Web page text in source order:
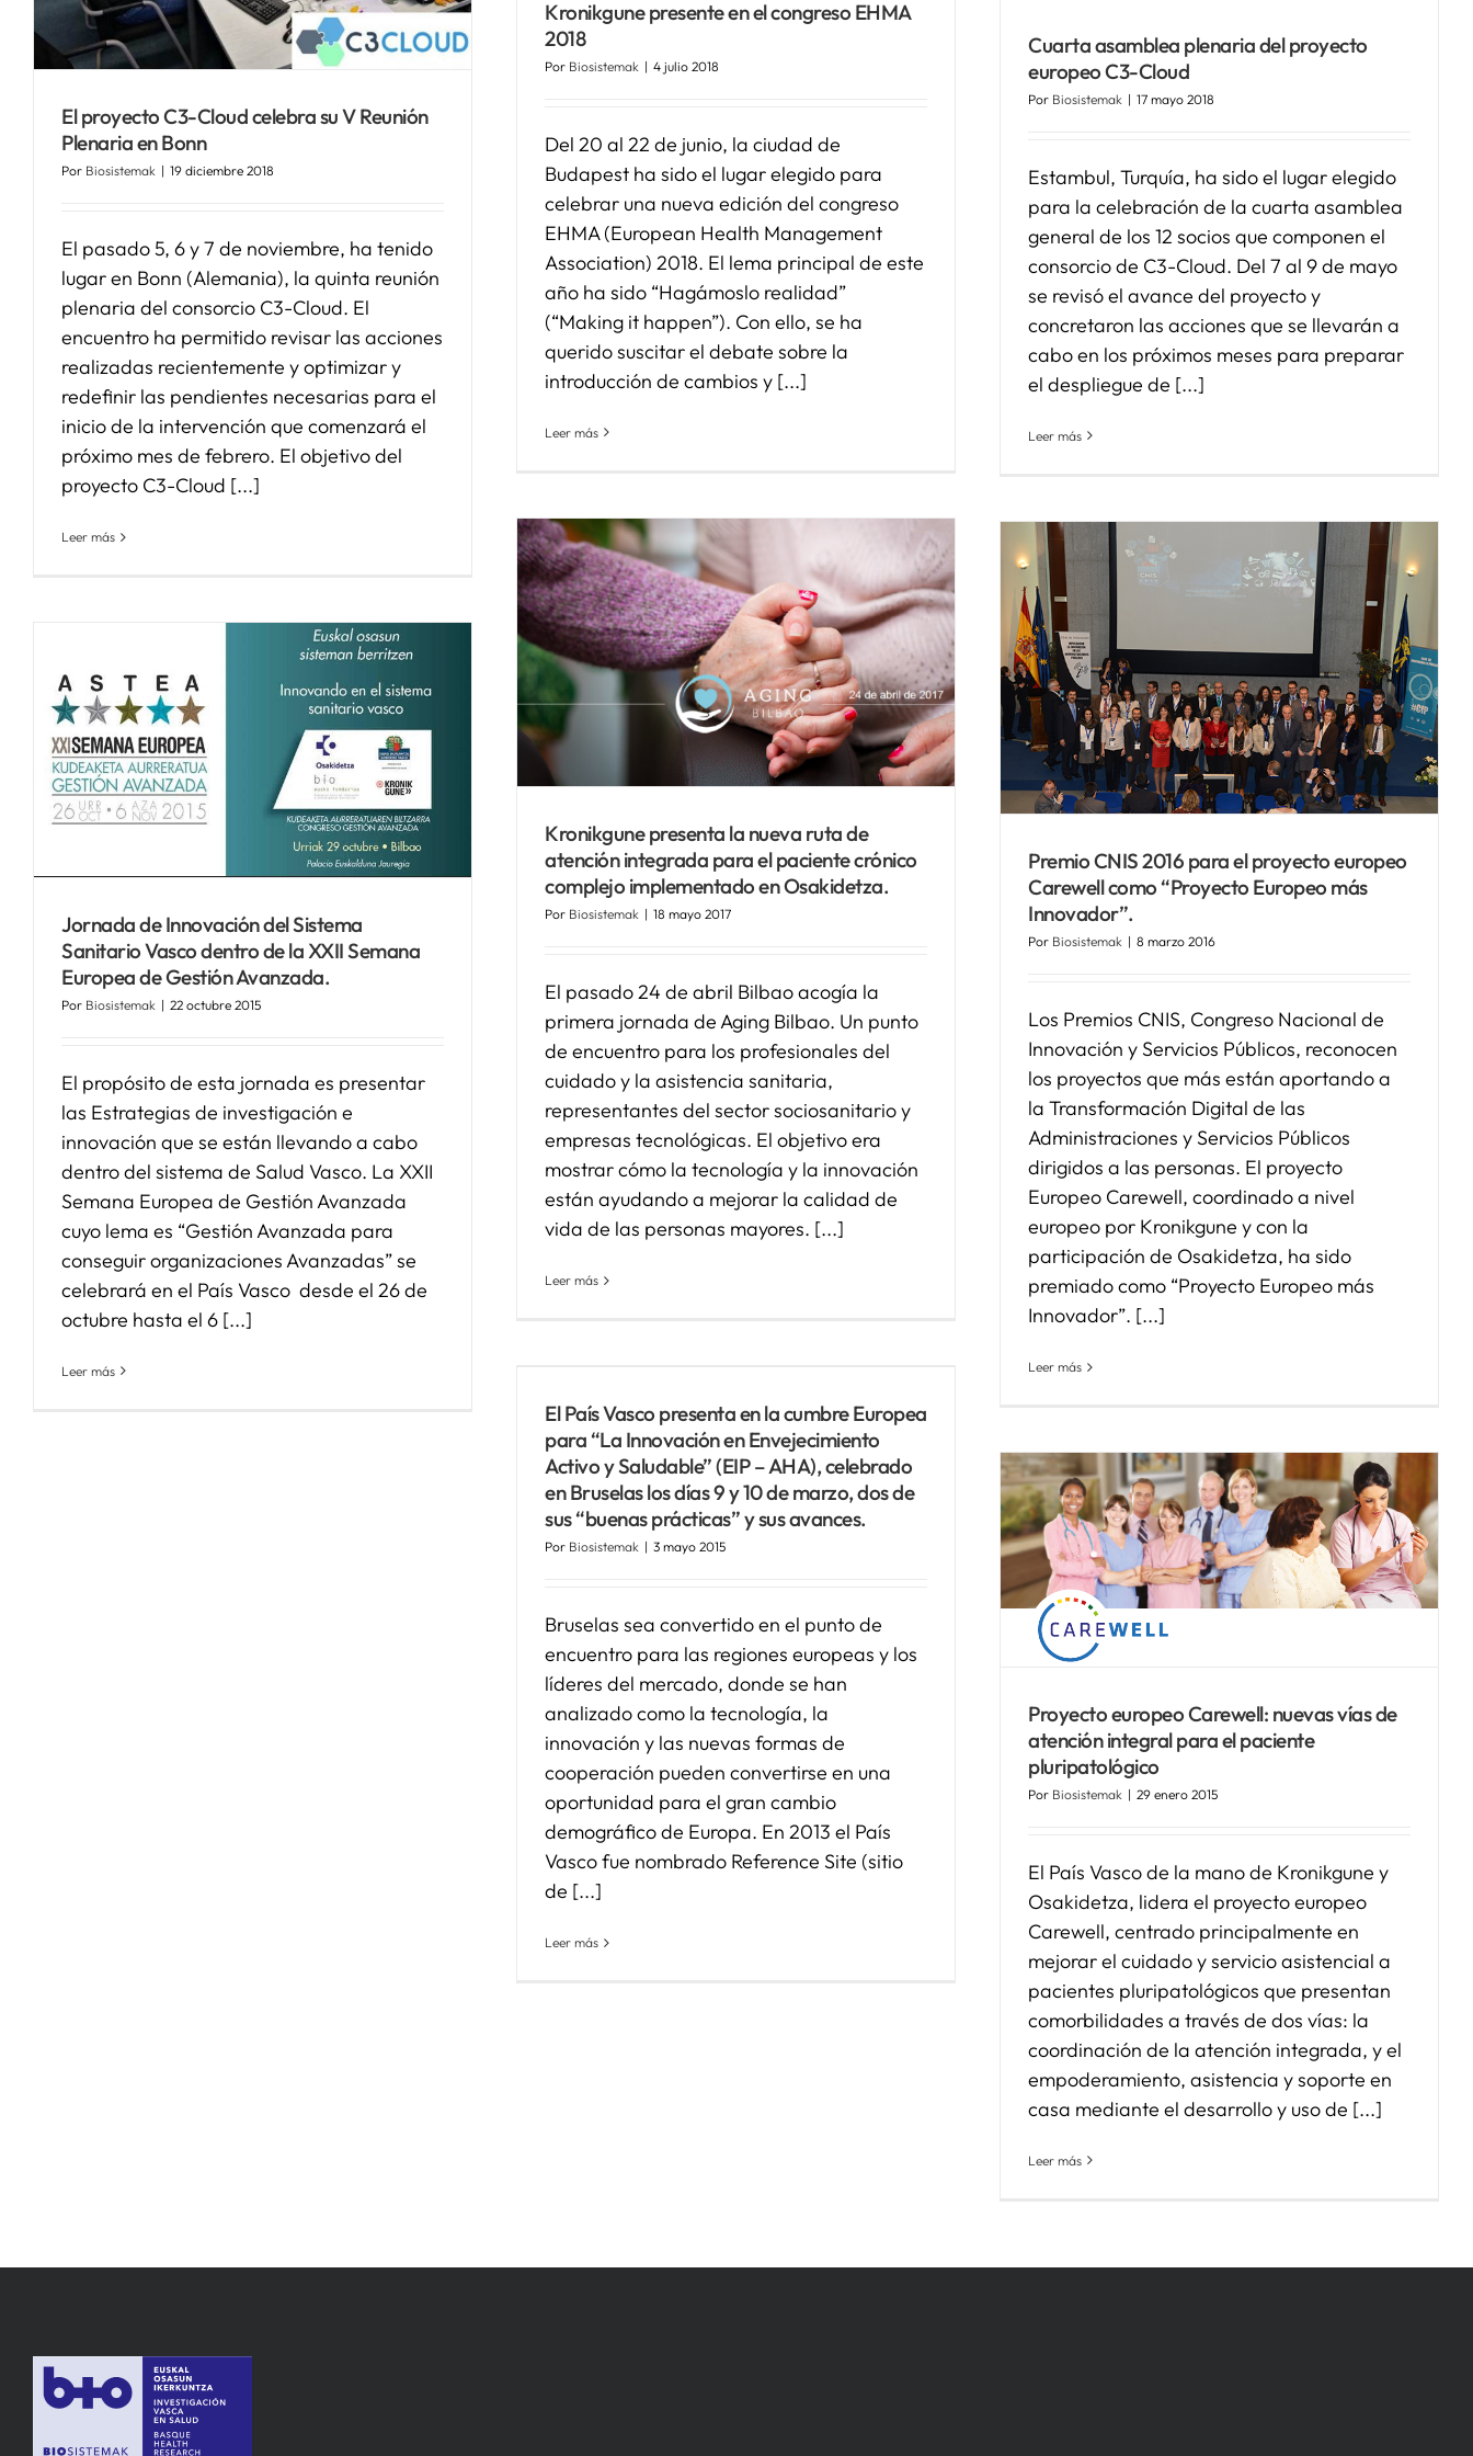
El proyecto C3-Cloud celebra su V Reunión
Plenaria en Bonn
Por Biosistemak | 19 diciembre 2018
El pasado 5, 6 y 7 de noviembre, ha tenido
lugar en Bonn (Alemania), la quinta reunión
plenaria del consorcio C3-Cloud. El
encuentro ha permitido revisar las acciones
realizadas recientemente y optimizar y
redefinir las pendientes necesarias para el
inicio de la intervención que comenzará el
próximo mes de febrero. El objetivo del
proyecto C3-Cloud [...]
Leer más
Kronikgune presente en el congreso EHMA
2018
Por Biosistemak | 4 julio 2018
Del 20 al 22 de junio, la ciudad de
Budapest ha sido el lugar elegido para
celebrar una nueva edición del congreso
EHMA (European Health Management
Association) 2018. El lema principal de este
año ha sido “Hagámoslo realidad”
(“Making it happen”). Con ello, se ha
querido suscitar el debate sobre la
introducción de cambios y [...]
Leer más
Cuarta asamblea plenaria del proyecto
europeo C3-Cloud
Por Biosistemak | 17 mayo 2018
Estambul, Turquía, ha sido el lugar elegido
para la celebración de la cuarta asamblea
general de los 12 socios que componen el
consorcio de C3-Cloud. Del 7 al 9 de mayo
se revisó el avance del proyecto y
concretaron las acciones que se llevarán a
cabo en los próximos meses para preparar
el despliegue de [...]
Leer más
ruta de atención integrada
para el paciente crónico
complejo implementado en
Osakidetza.
Noticias Biosistemak
Kronikgune presenta la nueva ruta de
atención integrada para el paciente crónico
complejo implementado en Osakidetza.
Por Biosistemak | 18 mayo 2017
El pasado 24 de abril Bilbao acogía la
primera jornada de Aging Bilbao. Un punto
de encuentro para los profesionales del
cuidado y la asistencia sanitaria,
representantes del sector sociosanitario y
empresas tecnológicas. El objetivo era
mostrar cómo la tecnología y la innovación
están ayudando a mejorar la calidad de
vida de las personas mayores. [...]
Leer más
Premio CNIS 2016 para el
proyecto europeo Carewell
como “Proyecto Europeo
más Innovador”.
Noticias Biosistemak
Premio CNIS 2016 para el proyecto europeo
Carewell como “Proyecto Europeo más
Innovador”.
Por Biosistemak | 8 marzo 2016
Los Premios CNIS, Congreso Nacional de
Innovación y Servicios Públicos, reconocen
los proyectos que más están aportando a
la Transformación Digital de las
Administraciones y Servicios Públicos
dirigidos a las personas. El proyecto
Europeo Carewell, coordinado a nivel
europeo por Kronikgune y con la
participación de Osakidetza, ha sido
premiado como “Proyecto Europeo más
Innovador”. [...]
Leer más
Jornada de Innovación del Sistema
Sanitario Vasco dentro de la XXII Semana
Europea de Gestión Avanzada.
Por Biosistemak | 22 octubre 2015
El propósito de esta jornada es presentar
las Estrategias de investigación e
innovación que se están llevando a cabo
dentro del sistema de Salud Vasco. La XXII
Semana Europea de Gestión Avanzada
cuyo lema es “Gestión Avanzada para
conseguir organizaciones Avanzadas” se
celebrará en el País Vasco desde el 26 de
octubre hasta el 6 [...]
Leer más
El País Vasco presenta en la
cumbre Europea para “La
Innovación en
El País Vasco presenta en la cumbre Europea
para “La Innovación en Envejecimiento
Activo y Saludable” (EIP – AHA), celebrado
en Bruselas los días 9 y 10 de marzo, dos de
sus “buenas prácticas” y sus avances.
Por Biosistemak | 3 mayo 2015
Bruselas sea convertido en el punto de
encuentro para las regiones europeas y los
líderes del mercado, donde se han
analizado como la tecnología, la
innovación y las nuevas formas de
cooperación pueden convertirse en una
oportunidad para el gran cambio
demográfico de Europa. En 2013 el País
Vasco fue nombrado Reference Site (sitio
de [...]
Leer más
Proyecto europeo Carewell:
nuevas vías de atención
pluripatológico
Proyecto europeo Carewell: nuevas vías de
atención integral para el paciente
pluripatológico
Por Biosistemak | 29 enero 2015
El País Vasco de la mano de Kronikgune y
Osakidetza, lidera el proyecto europeo
Carewell, centrado principalmente en
mejorar el cuidado y servicio asistencial a
pacientes pluripatológicos que presentan
comorbilidades a través de dos vías: la
coordinación de la atención integrada, y el
empoderamiento, asistencia y soporte en
casa mediante el desarrollo y uso de [...]
Leer más